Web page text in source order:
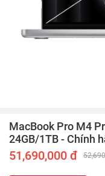
MacBook Pro M4
24GB/1TB - Chính
51,690,000 đ